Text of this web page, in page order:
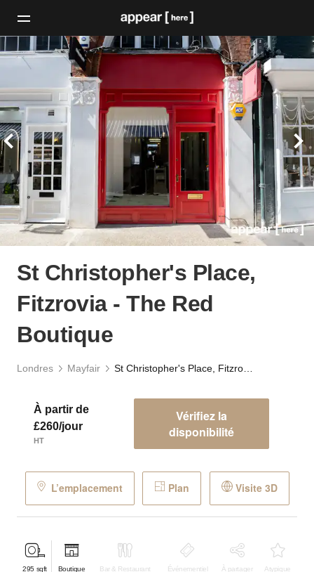
St Christopher's Place,
Fitzrovia - The Red
Boutique
Londres Mayfair
À partir de
£260/jour
HT
Vérifiez la
disponibilité
L’emplacement Plan Visite 3D
295 sqft Boutique Bar & Restaurant Événementiel À partager Atypique